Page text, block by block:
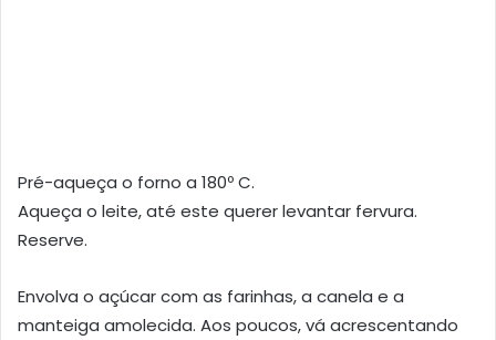
Pré-aqueça o forno a 180º C.
Aqueça o leite, até este querer levantar fervura.
Reserve.
Envolva o açúcar com as farinhas, a canela e a
manteiga amolecida. Aos poucos, vá acrescentando